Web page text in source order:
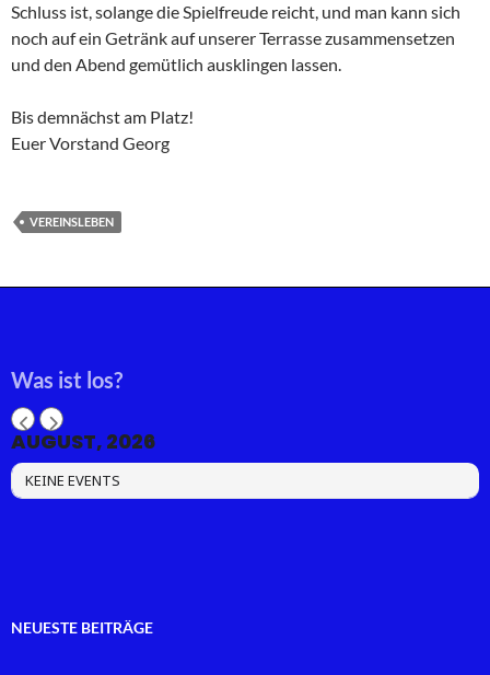
Schluss ist, solange die Spielfreude reicht, und man kann sich
noch auf ein Getränk auf unserer Terrasse zusammensetzen
und den Abend gemütlich ausklingen lassen.
Bis demnächst am Platz!
Euer Vorstand Georg
VEREINSLEBEN
Was ist los?
AUGUST, 2026
KEINE EVENTS
NEUESTE BEITRÄGE